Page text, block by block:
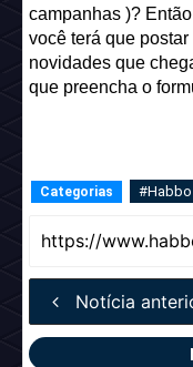
campanhas )?
você terá que
novidades que
que preencha o
Categorias
Notícia